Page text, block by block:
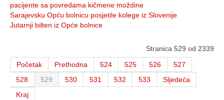
pacijente sa povredama kičmene moždine
Sarajevsku Opću bolnicu posjetile kolege iz Slovenije
Jutarnji bilten iz Opće bolnice
Stranica 529 od 2339
Početak
Prethodna 524 525 526
527
528
529 530 531 532 533
Sljedeća
Kraj